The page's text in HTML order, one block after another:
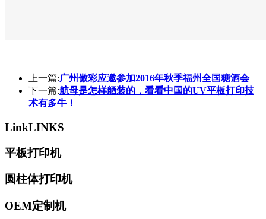
上一篇:广州傲彩应邀参加2016年秋季福州全国糖酒会
下一篇:航母是怎样舾装的，看看中国的UV平板打印技
术有多牛！
LinkLINKS
平板打印机
圆柱体打印机
OEM定制机